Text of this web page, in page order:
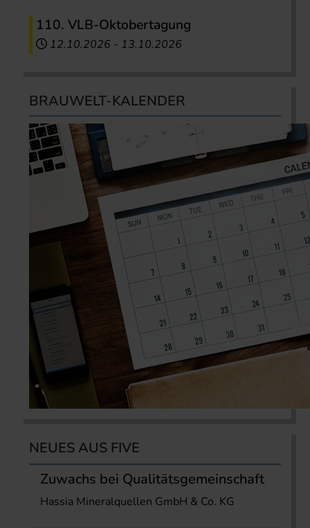
110. VLB-Oktobertagung
12.10.2026 - 13.10.2026
BRAUWELT-KALENDER
NEUES AUS FIVE
Zuwachs bei Qualitätsgemeinschaft
Hassia Mineralquellen GmbH & Co. KG